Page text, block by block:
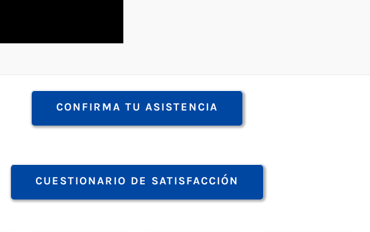
CONFIRMA TU ASISTENCIA
CUESTIONARIO DE SATISFACCIÓN